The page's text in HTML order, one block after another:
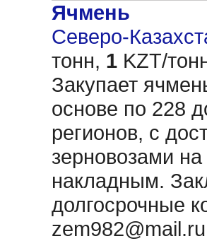
Ячмень
Северо-
тонн, 1 KZT/
Закупает
основе по 228
регионов, с
зерновозами
накладным.
долгосрочные